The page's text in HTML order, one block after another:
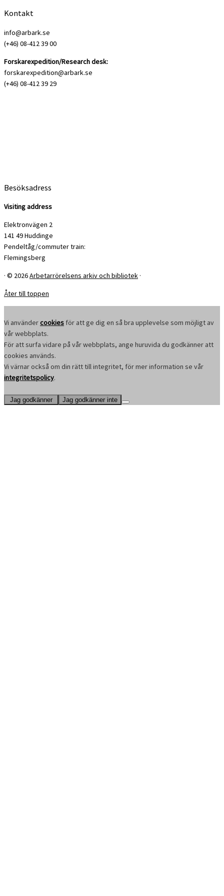
Kontakt
info@arbark.se
(+46) 08-412 39 00
Forskarexpedition/Research desk:
forskarexpedition@arbark.se
(+46) 08-412 39 29
Besöksadress
Visiting address
Elektronvägen 2
141 49 Huddinge
Pendeltåg/commuter train:
Flemingsberg
· © 2026Arbetarrörelsens arkiv och bibliotek ·
Åter till toppen
Vi användercookies för att ge dig en så bra upplevelse som möjligt av
vår webbplats.
För att surfa vidare på vår webbplats, ange huruvida du godkänner att
cookies används.
Vi värnar också om din rätt till integritet, för mer information se vår
integritetspolicy.
Jag godkänner Jag godkänner inte